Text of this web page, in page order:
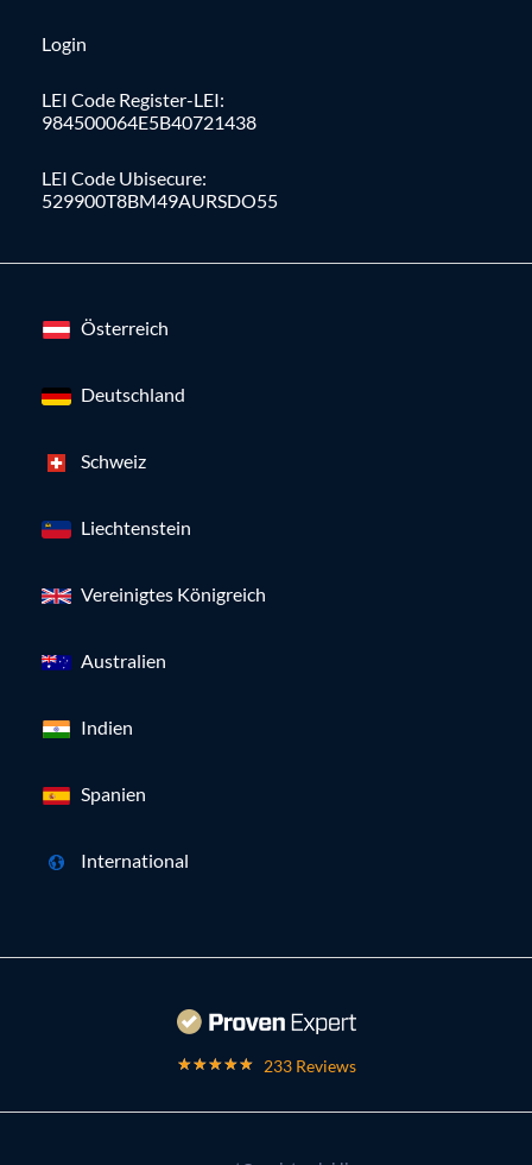
Login
LEI Code Register-LEI:
984500064E5B40721438
LEI Code Ubisecure:
529900T8BM49AURSDO55
Österreich
Deutschland
Schweiz
Liechtenstein
Vereinigtes Königreich
Australien
Indien
Spanien
International
233 Reviews